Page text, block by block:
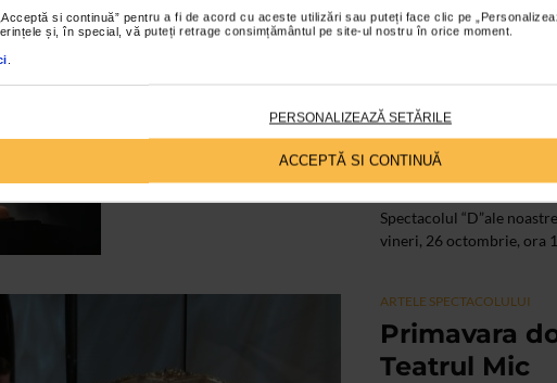
si continuă” pentru a fi de acord cu aceste utilizări sau puteți face clic pe
și, în special, vă puteți retrage consimțământul pe site-ul nostru în orice moment.
PERSONALIZEAZĂ SETĂRILE
ACCEPTĂ SI CONTINUĂ
D’ale
Bucuresti
12/10/2012
Spectacolul “D”ale
vineri, 26 octombrie, ora
ARTELE SPECTACOLULUI
Primavara
Teatrul Mic